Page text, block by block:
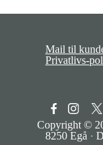
Mail til
Privatlivs-
Copyright ©
8250 Egå ·